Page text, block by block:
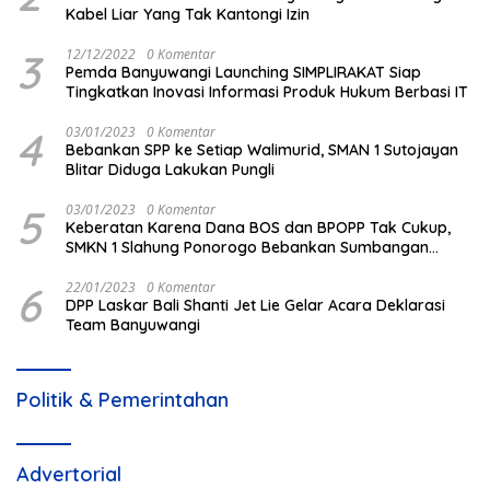
Kabel Liar Yang Tak Kantongi Izin
3 12/12/2022 0 Komentar
Pemda Banyuwangi Launching SIMPLIRAKAT Siap
Tingkatkan Inovasi Informasi Produk Hukum Berbasi IT
4 03/01/2023 0 Komentar
Bebankan SPP ke Setiap Walimurid, SMAN 1 Sutojayan
Blitar Diduga Lakukan Pungli
5 03/01/2023 0 Komentar
Keberatan Karena Dana BOS dan BPOPP Tak Cukup,
SMKN 1 Slahung Ponorogo Bebankan Sumbangan
6 22/01/2023 0 Komentar
DPP Laskar Bali Shanti Jet Lie Gelar Acara Deklarasi
Team Banyuwangi
Politik & Pemerintahan
Advertorial